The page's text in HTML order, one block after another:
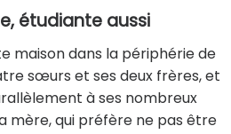
étudiante aussi
maison dans la périphérie de
sœurs et ses deux frères, et
à ses nombreux
mère, qui préfère ne pas être